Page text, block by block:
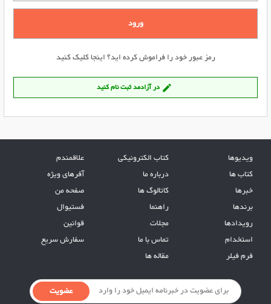
رمز عبور خود را فراموش کرده اید؟ اینجا کلیک کنید
create در آزادمد ثبت نام کنید
ویدیوها کتاب الکترونیکی
علاقمندم
کتاب ها
درباره ما
آفرهای ویژه
خبرها
کاتالوگ ها
صفحه من
برندها
راهنما
فستیوال
رویدادها
مجلات
قوانین
استخدام
تماس با ما
سفارش سریع
فرم فیلر
مقاله ها